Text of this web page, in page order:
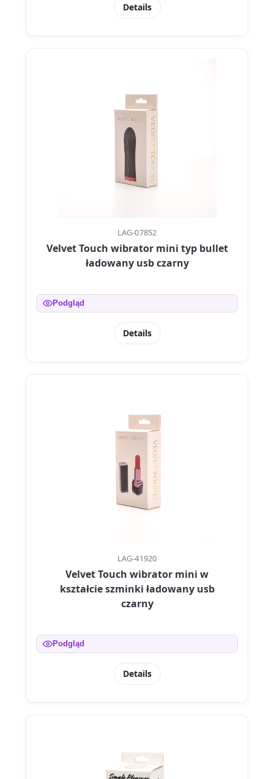
Details
LAG-07852
Velvet Touch wibrator mini typ bullet
ładowany usb czarny
Podgląd
Details
LAG-41920
Velvet Touch wibrator mini w
kształcie szminki ładowany usb
czarny
Podgląd
Details